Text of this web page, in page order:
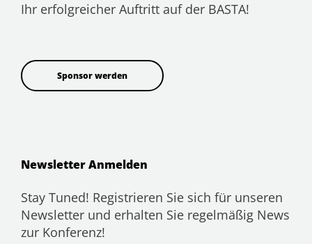
Ihr erfolgreicher Auftritt auf der BASTA!
Sponsor werden
Newsletter Anmelden
Stay Tuned! Registrieren Sie sich für unseren
Newsletter und erhalten Sie regelmäßig News
zur Konferenz!